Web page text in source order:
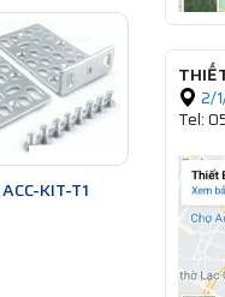
KIT-T1
2/
Tel: